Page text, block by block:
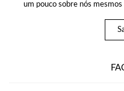
um pouco sobre nós